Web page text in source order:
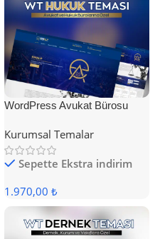
WordPress Avukat Bürosu
Kurumsal Temalar
Sepette Ekstra indirim
1.970,00 ₺